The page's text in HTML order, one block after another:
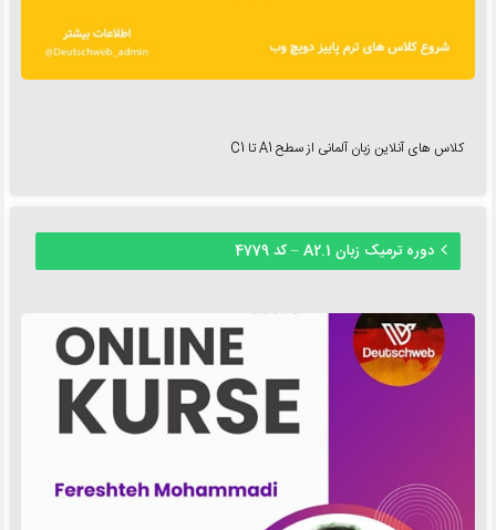
کلاس های آنلاین زبان آلمانی از سطح A1 تا C1
دوره ترمیک زبان A2.1 – کد 4779